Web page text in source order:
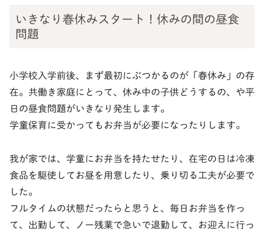
いきなり春休みスタート！休みの間の昼食
問題
小学校入学前後、まず最初にぶつかるのが「春休み」の存
在。共働き家庭にとって、休み中の子供どうするの、や平
日の昼食問題がいきなり発生します。
学童保育に受かってもお弁当が必要になったりします。
我が家では、学童にお弁当を持たせたり、在宅の日は冷凍
食品を駆使してお昼を用意したり、乗り切る工夫が必要で
した。
フルタイムの状態だったらと思うと、毎日お弁当を作っ
て、出勤して、ノー残業で急いで退勤して、お迎えに行っ